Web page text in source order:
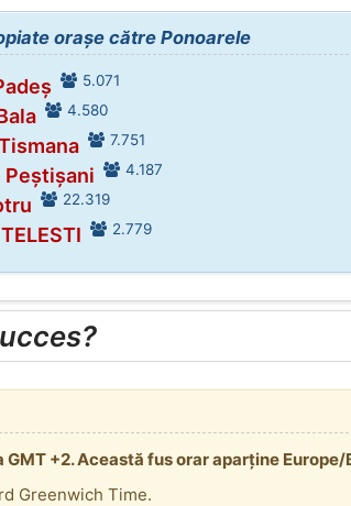
orașe către Ponoarele
5.071
4.580
7.751
Peștișani 4.187
22.319
2.779
GMT +2. Această fus orar aparține
Greenwich Time.